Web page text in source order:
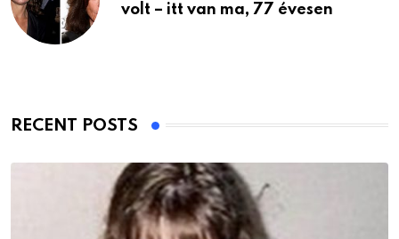
volt – itt van ma, 77 évesen
RECENT POSTS